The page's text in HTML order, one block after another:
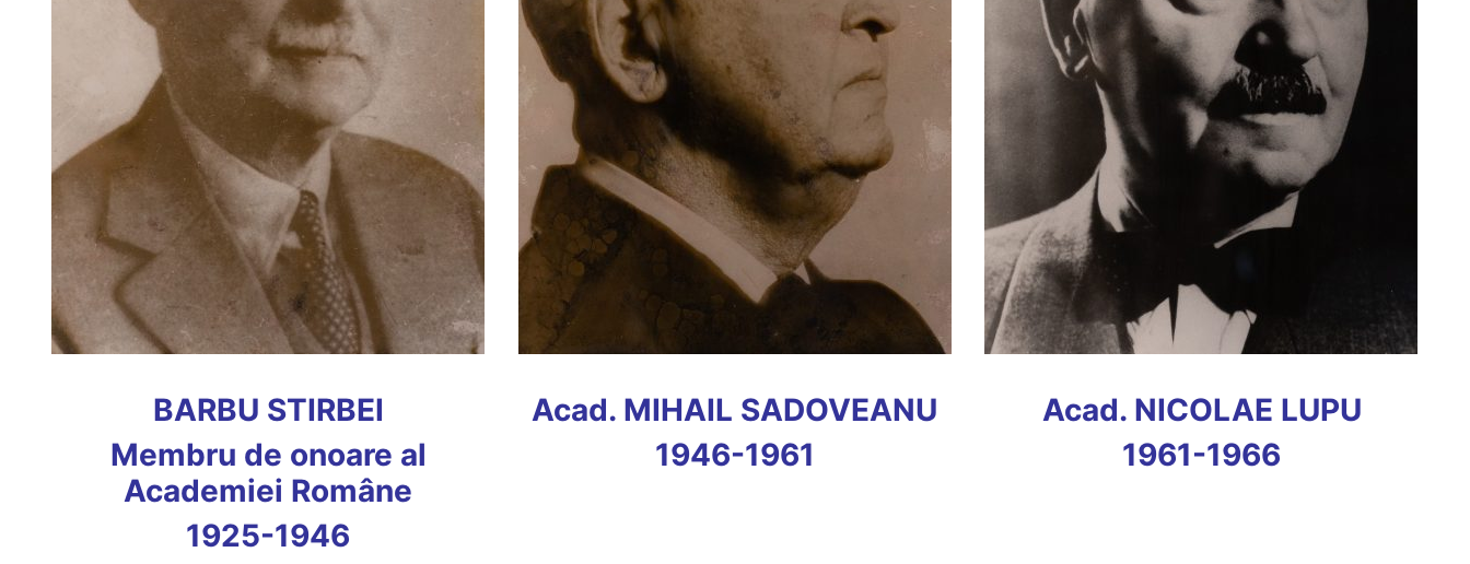
BARBU STIRBEI
Membru de onoare al
Academiei Române
1925-1946
Acad. MIHAIL SADOVEANU
1946-1961
Acad. NICOLAE LUPU
1961-1966